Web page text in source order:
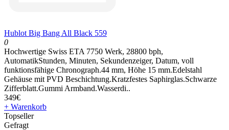
Hublot Big Bang All Black 559
0
Hochwertige Swiss ETA 7750 Werk, 28800 bph,
AutomatikStunden, Minuten, Sekundenzeiger, Datum, voll
funktionsfähige Chronograph.44 mm, Höhe 15 mm.Edelstahl
Gehäuse mit PVD Beschichtung.Kratzfestes Saphirglas.Schwarze
Zifferblatt.Gummi Armband.Wasserdi..
349€
+ Warenkorb
Topseller
Gefragt